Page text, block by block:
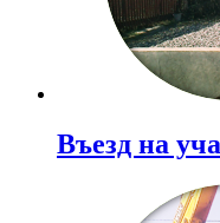
Въезд на